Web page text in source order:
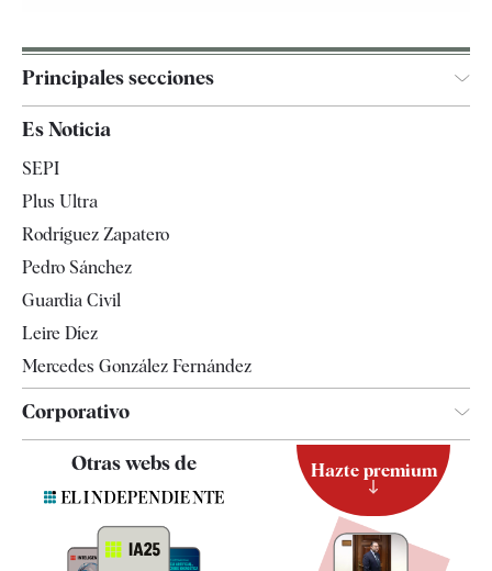
Principales secciones
España
Televisión
Es Noticia
SEPI
Plus Ultra
Rodríguez Zapatero
Pedro Sánchez
Guardia Civil
Leire Díez
Mercedes González Fernández
Corporativo
Contacto
Otras webs de Hazte premium